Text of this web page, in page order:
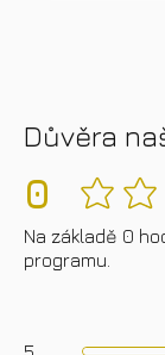
Důvěra
0 Zatím
Na základě 0
programu.